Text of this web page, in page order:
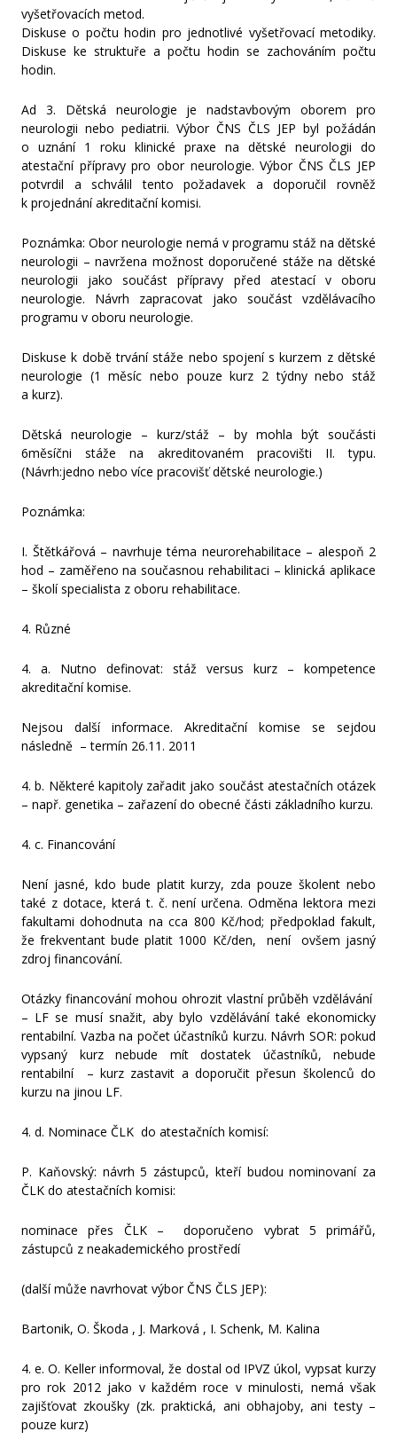
vyšetřovacích metod.
Diskuse o počtu hodin pro jednotlivé vyšetřovací metodiky.
Diskuse ke struktuře a počtu hodin se zachováním počtu
hodin.
Ad 3. Dětská neurologie je nadstavbovým oborem pro
neurologii nebo pediatrii. Výbor ČNS ČLS JEP byl požádán
o uznání 1 roku klinické praxe na dětské neurologii do
atestační přípravy pro obor neurologie. Výbor ČNS ČLS JEP
potvrdil a schválil tento požadavek a doporučil rovněž
k projednání akreditační komisi.
Poznámka: Obor neurologie nemá v programu stáž na dětské
neurologii – navržena možnost doporučené stáže na dětské
neurologii jako součást přípravy před atestací v oboru
neurologie. Návrh zapracovat jako součást vzdělávacího
programu v oboru neurologie.
Diskuse k době trvání stáže nebo spojení s kurzem z dětské
neurologie (1 měsíc nebo pouze kurz 2 týdny nebo stáž
a kurz).
Dětská neurologie – kurz/stáž – by mohla být součásti
6měsíčni stáže na akreditovaném pracovišti II. typu.
(Návrh:jedno nebo více pracovišť dětské neurologie.)
Poznámka:
I. Štětkářová – navrhuje téma neurorehabilitace – alespoň 2
hod – zaměřeno na současnou rehabilitaci – klinická aplikace
– školí specialista z oboru rehabilitace.
4. Různé
4. a. Nutno definovat: stáž versus kurz – kompetence
akreditační komise.
Nejsou další informace. Akreditační komise se sejdou
následně – termín 26.11. 2011
4. b. Některé kapitoly zařadit jako součást atestačních otázek
– např. genetika – zařazení do obecné části základního kurzu.
4. c. Financování
Není jasné, kdo bude platit kurzy, zda pouze školent nebo
také z dotace, která t. č. není určena. Odměna lektora mezi
fakultami dohodnuta na cca 800 Kč/hod; předpoklad fakult,
že frekventant bude platit 1000 Kč/den, není ovšem jasný
zdroj financování.
Otázky financování mohou ohrozit vlastní průběh vzdělávání
– LF se musí snažit, aby bylo vzdělávání také ekonomicky
rentabilní. Vazba na počet účastníků kurzu. Návrh SOR: pokud
vypsaný kurz nebude mít dostatek účastníků, nebude
rentabilní – kurz zastavit a doporučit přesun školenců do
kurzu na jinou LF.
4. d. Nominace ČLK do atestačních komisí:
P. Kaňovský: návrh 5 zástupců, kteří budou nominovaní za
ČLK do atestačních komisi:
nominace přes ČLK – doporučeno vybrat 5 primářů,
zástupců z neakademického prostředí
(další může navrhovat výbor ČNS ČLS JEP):
Bartonik, O. Škoda , J. Marková , I. Schenk, M. Kalina
4. e. O. Keller informoval, že dostal od IPVZ úkol, vypsat kurzy
pro rok 2012 jako v každém roce v minulosti, nemá však
zajišťovat zkoušky (zk. praktická, ani obhajoby, ani testy –
pouze kurz)